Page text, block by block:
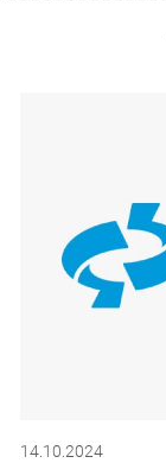
14.10.2024